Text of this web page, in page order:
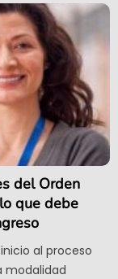
del Orden
que debe
al proceso
modalidad